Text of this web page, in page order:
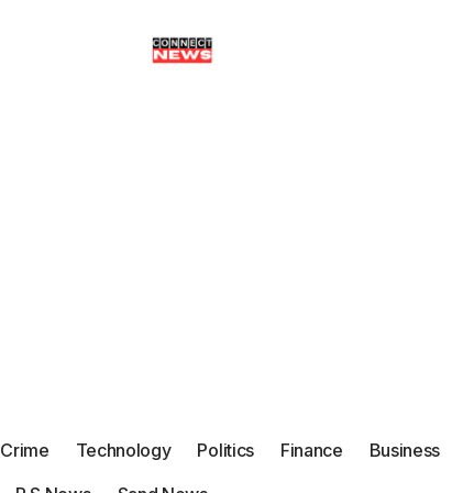
Crime Technology Politics Finance Business